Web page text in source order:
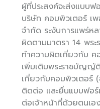
ผู้ที่ประสงค์จะส่งแบบฟ
บริษัท คอมพิวเตอร์ เ
จำกัด ระงับการแพร่ห
ผิดตามมาตรา 14 พร
ทำความผิดเกี่ยวกับ ค
เพิ่มเติมพระราชบัญญั
เกี่ยวกับคอมพิวเตอร์
ติดต่อ และยื่นแบบฟอร์
ต่อเจ้าหน้าที่ด้วยตนเ